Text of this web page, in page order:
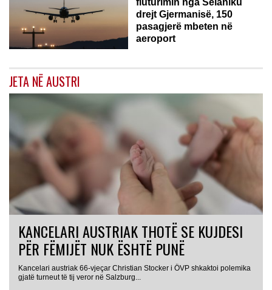
drejt Gjermanisë, 150
pasagjerë mbeten në
aeroport
JETA NË AUSTRI
KANCELARI AUSTRIAK THOTË SE KUJDESI
PËR FËMIJËT NUK ËSHTË PUNË
Kancelari austriak 66-vjeçar Christian Stocker i ÖVP shkaktoi polemika
gjatë turneut të tij veror në Salzburg...